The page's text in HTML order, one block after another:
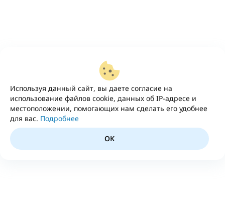
Используя данный сайт, вы даете согласие на
использование файлов cookie, данных об IP-адресе и
местоположении, помогающих нам сделать его удобнее
для вас. Подробнее
OK